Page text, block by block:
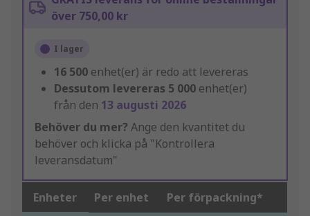
över 750,00 kr
I lager
16 500 enhet(er) är redo att levereras
Dessutom levereras 5 000 enhet(er)
från den 13 augusti 2026
Behöver du mer? Ange den kvantitet du
behöver och klicka på "Kontrollera
leveransdatum"
Enheter Per enhet Per förpackning*